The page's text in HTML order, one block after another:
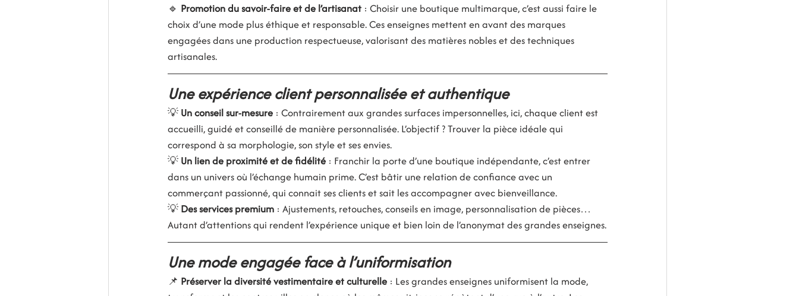
🔹 Promotion du savoir-faire et de l’artisanat : Choisir une boutique multimarque, c’est aussi faire le
choix d’une mode plus éthique et responsable. Ces enseignes mettent en avant des marques
engagées dans une production respectueuse, valorisant des matières nobles et des techniques
artisanales.
Une expérience client personnalisée et authentique
💡 Un conseil sur-mesure : Contrairement aux grandes surfaces impersonnelles, ici, chaque client est
accueilli, guidé et conseillé de manière personnalisée. L’objectif ? Trouver la pièce idéale qui
correspond à sa morphologie, son style et ses envies.
💡 Un lien de proximité et de fidélité : Franchir la porte d’une boutique indépendante, c’est entrer
dans un univers où l’échange humain prime. C’est bâtir une relation de confiance avec un
commerçant passionné, qui connait ses clients et sait les accompagner avec bienveillance.
💡 Des services premium : Ajustements, retouches, conseils en image, personnalisation de pièces…
Autant d’attentions qui rendent l’expérience unique et bien loin de l’anonymat des grandes enseignes.
Une mode engagée face à l’uniformisation
📌 Préserver la diversité vestimentaire et culturelle : Les grandes enseignes uniformisent la mode,